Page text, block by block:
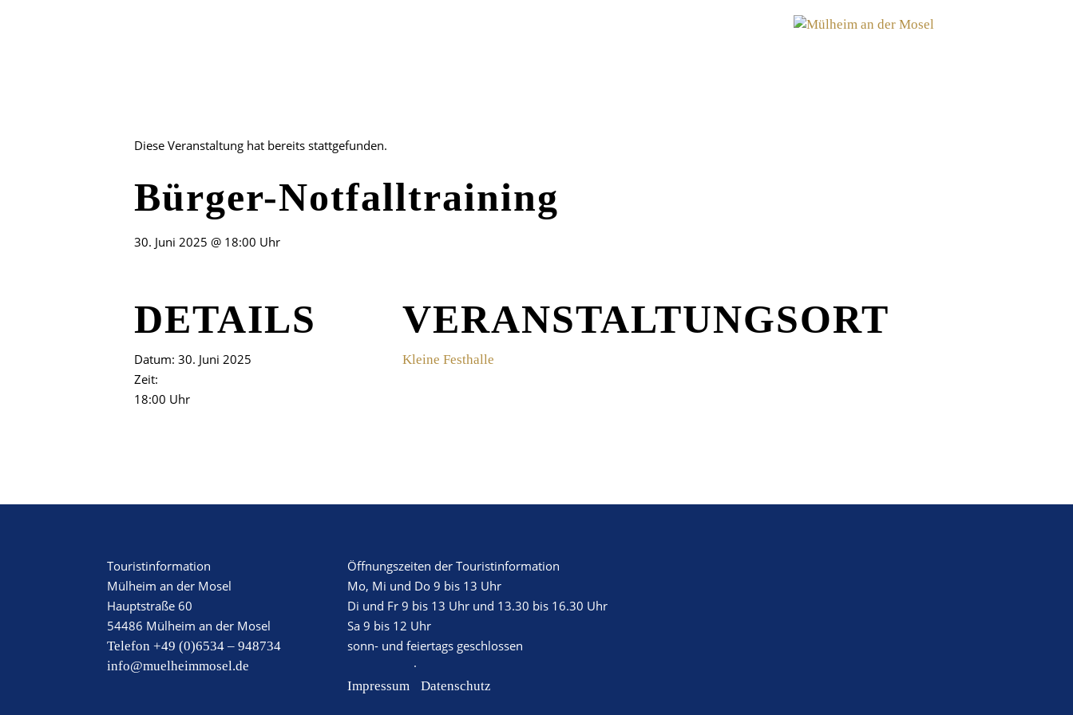
Diese Veranstaltung hat bereits stattgefunden.
Bürger-Notfalltraining
30. Juni 2025 @ 18:00 Uhr
DETAILS
Datum: 30. Juni 2025
Zeit:
18:00 Uhr
VERANSTALTUNGSORT
Kleine Festhalle
Touristinformation
Mülheim an der Mosel
Hauptstraße 60
54486 Mülheim an der Mosel
Telefon +49 (0)6534 – 948734
info@muelheimmosel.de
Öffnungszeiten der Touristinformation
Mo, Mi und Do 9 bis 13 Uhr
Di und Fr 9 bis 13 Uhr und 13.30 bis 16.30 Uhr
Sa 9 bis 12 Uhr
sonn- und feiertags geschlossen
Impressum
·
Datenschutz